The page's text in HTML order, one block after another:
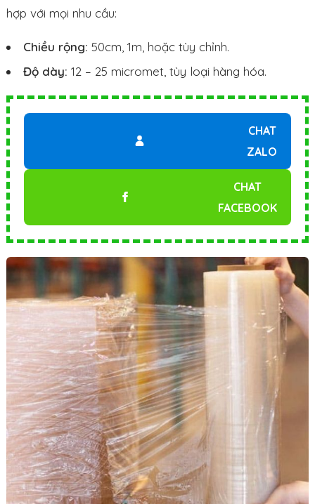
hợp với mọi nhu cầu:
Chiều rộng: 50cm, 1m, hoặc tùy chỉnh.
Độ dày: 12 – 25 micromet, tùy loại hàng hóa.
CHAT
ZALO
CHAT
FACEBOOK